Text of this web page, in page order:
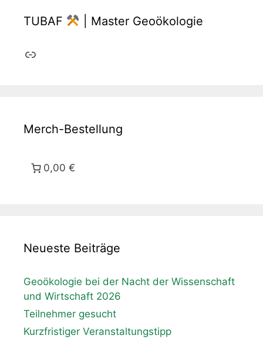
TUBAF | Master Geoökologie
Link
Merch-Bestellung
0,00 €
Neueste Beiträge
Geoökologie bei der Nacht der Wissenschaft
und Wirtschaft 2026
Teilnehmer gesucht
Kurzfristiger Veranstaltungstipp